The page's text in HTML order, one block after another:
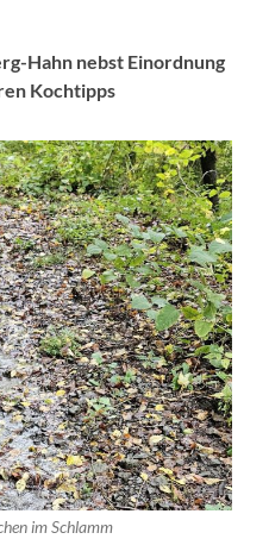
Hahn nebst Einordnung
Kochtipps
im Schlamm